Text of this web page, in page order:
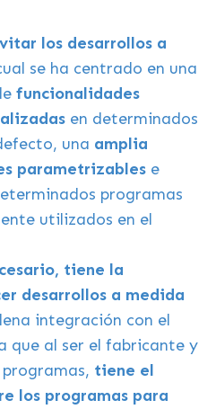
los desarrollos a
se ha centrado en una
funcionalidades
en determinados
una amplia
parametrizables e
programas
utilizados en el
tiene la
desarrollos a medida
integración con el
que al ser el fabricante y
tiene el
los programas para